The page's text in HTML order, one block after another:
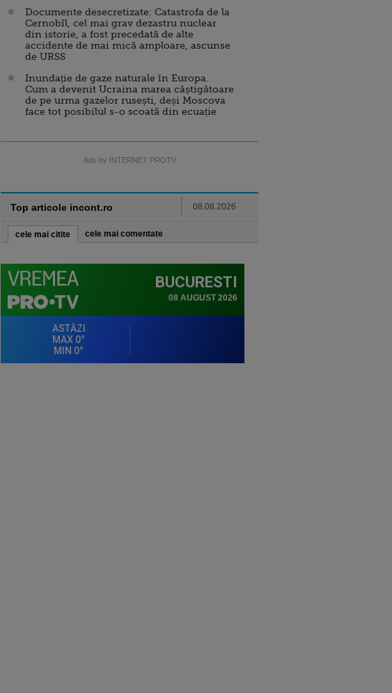
Documente desecretizate: Catastrofa de la
Cernobîl, cel mai grav dezastru nuclear
din istorie, a fost precedată de alte
accidente de mai mică amploare, ascunse
de URSS
Inundație de gaze naturale în Europa.
Cum a devenit Ucraina marea câștigătoare
de pe urma gazelor rusești, deși Moscova
face tot posibilul s-o scoată din ecuație
Ads by INTERNET PROTV
Top articole incont.ro 08.08.2026
cele mai citite cele mai comentate